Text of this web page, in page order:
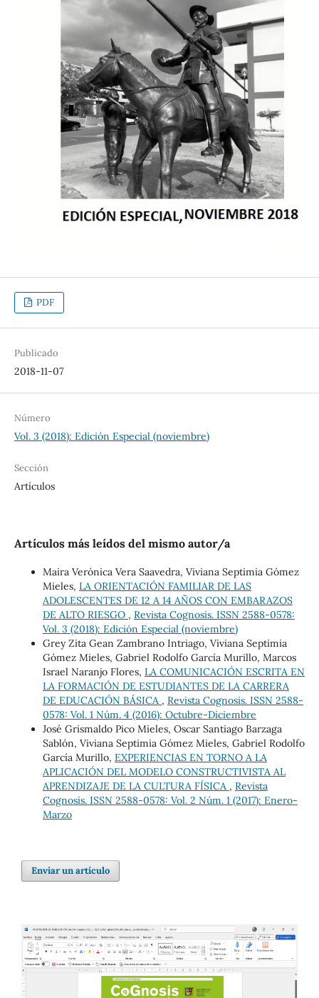
PDF
Publicado
2018-11-07
Número
Vol. 3 (2018): Edición Especial (noviembre)
Sección
Artículos
Artículos más leídos del mismo autor/a
Maira Verónica Vera Saavedra, Viviana Septimia Gómez
Mieles, LA ORIENTACIÓN FAMILIAR DE LAS
ADOLESCENTES DE 12 A 14 AÑOS CON EMBARAZOS
DE ALTO RIESGO , Revista Cognosis. ISSN 2588-0578:
Vol. 3 (2018): Edición Especial (noviembre)
Grey Zita Gean Zambrano Intriago, Viviana Septimia
Gómez Mieles, Gabriel Rodolfo García Murillo, Marcos
Israel Naranjo Flores, LA COMUNICACIÓN ESCRITA EN
LA FORMACIÓN DE ESTUDIANTES DE LA CARRERA
DE EDUCACIÓN BÁSICA , Revista Cognosis. ISSN 2588-
0578: Vol. 1 Núm. 4 (2016): Octubre-Diciembre
José Grismaldo Pico Mieles, Oscar Santiago Barzaga
Sablón, Viviana Septimia Gómez Mieles, Gabriel Rodolfo
García Murillo, EXPERIENCIAS EN TORNO A LA
APLICACIÓN DEL MODELO CONSTRUCTIVISTA AL
APRENDIZAJE DE LA CULTURA FÍSICA , Revista
Cognosis. ISSN 2588-0578: Vol. 2 Núm. 1 (2017): Enero-
Marzo
Enviar un artículo